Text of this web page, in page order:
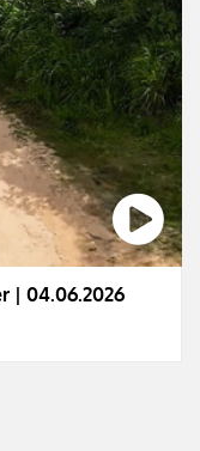
| 04.06.2026